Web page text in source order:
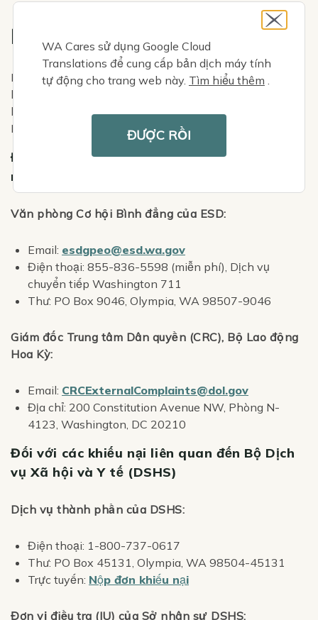
NỘP ĐƠN KHIẾU NẠI
Bạn có thể nộp đơn khiếu nại về quyền công dân với bất
kỳ nhân viên nào của WA Cares, trực tiếp tới văn phòng
bình đẳng cơ hội của cơ quan có liên quan hoặc tới Bộ
Lao động Hoa Kỳ.
Đối với các khiếu nại liên quan đến Sở An
ninh Việc làm (ESD)
Văn phòng Cơ hội Bình đẳng của ESD:
Email: esdgpeo@esd.wa.gov
Điện thoại: 855-836-5598 (miễn phí), Dịch vụ
chuyển tiếp Washington 711
Thư: PO Box 9046, Olympia, WA 98507-9046
Giám đốc Trung tâm Dân quyền (CRC), Bộ Lao động
Hoa Kỳ:
Email: CRCExternalComplaints@dol.gov
Địa chỉ: 200 Constitution Avenue NW, Phòng N-
4123, Washington, DC 20210
Đối với các khiếu nại liên quan đến Bộ Dịch
vụ Xã hội và Y tế (DSHS)
Dịch vụ thành phần của DSHS:
Điện thoại: 1-800-737-0617
Thư: PO Box 45131, Olympia, WA 98504-45131
Trực tuyến: Nộp đơn khiếu nại
Đơn vị điều tra (IU) của Sở nhân sự DSHS:
WA Cares sử dụng Google Cloud
Translations để cung cấp bản dịch máy tính
tự động cho trang web này. Tìm hiểu thêm
ĐƯỢC RỒI